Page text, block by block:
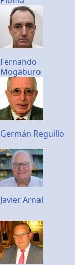
Fernando
Mogaburo
Germán Reguillo
Javier Arnal